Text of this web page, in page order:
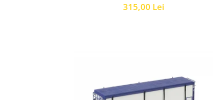
315,00 Lei